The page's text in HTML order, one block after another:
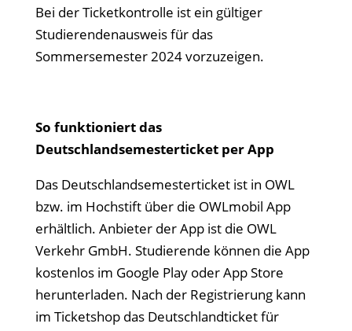
Bei der Ticketkontrolle ist ein gültiger
Studierendenausweis für das
Sommersemester 2024 vorzuzeigen.
So funktioniert das
Deutschlandsemesterticket per App
Das Deutschlandsemesterticket ist in OWL
bzw. im Hochstift über die OWLmobil App
erhältlich. Anbieter der App ist die OWL
Verkehr GmbH. Studierende können die App
kostenlos im Google Play oder App Store
herunterladen. Nach der Registrierung kann
im Ticketshop das Deutschlandticket für